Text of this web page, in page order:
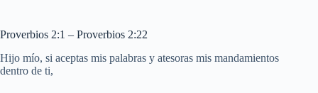
Proverbios 2:1 – Proverbios 2:22
Hijo mío, si aceptas mis palabras y atesoras mis mandamientos
dentro de ti,